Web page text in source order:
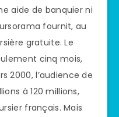
aide de banquier ni
fournit, au
gratuite. Le
cinq mois,
2000, l’audience de
à 120 millions,
français. Mais